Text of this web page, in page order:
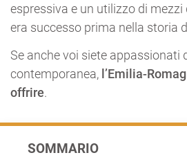
espressiva e un utilizzo di
era successo prima nella storia
Se anche voi siete appassionati
contemporanea, l’Emilia-
offrire.
SOMMARIO